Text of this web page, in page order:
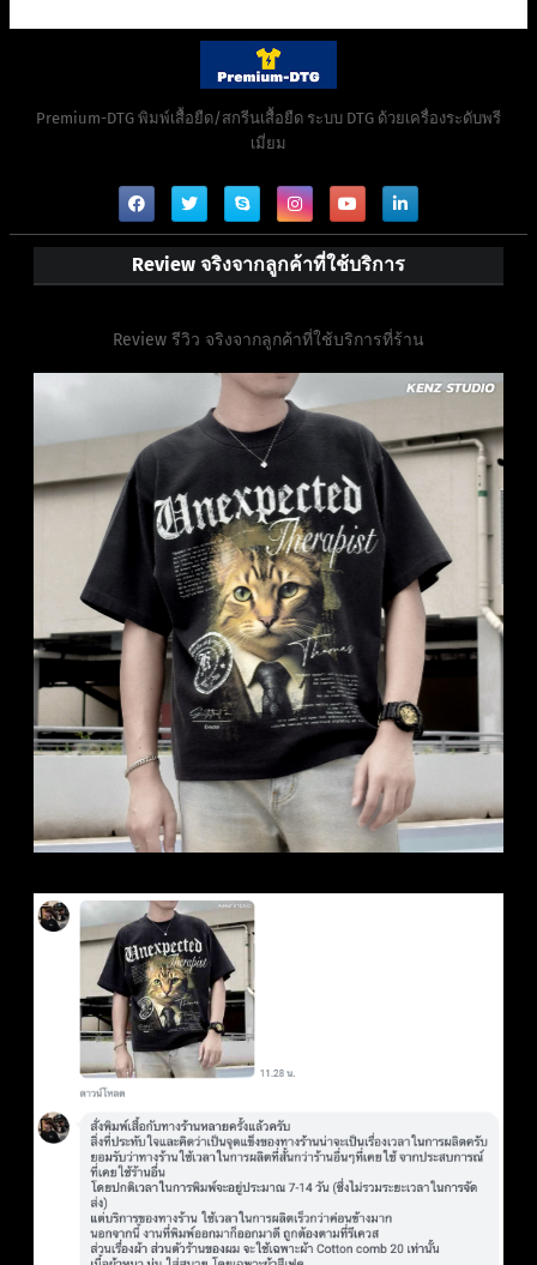
Premium-DTG พิมพ์เสื้อยืด/สกรีนเสื้อยืด ระบบ DTG ด้วยเครื่องระดับพรี
เมี่ยม
Review จริงจากลูกค้าที่ใช้บริการ
Review รีวิว จริงจากลูกค้าที่ใช้บริการที่ร้าน